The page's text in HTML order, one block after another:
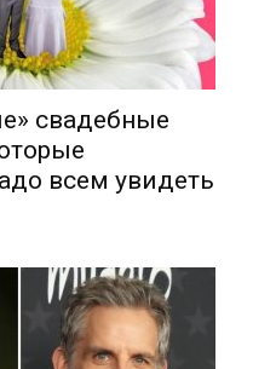
свадебные
всем увидеть